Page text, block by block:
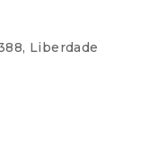
Liberdade